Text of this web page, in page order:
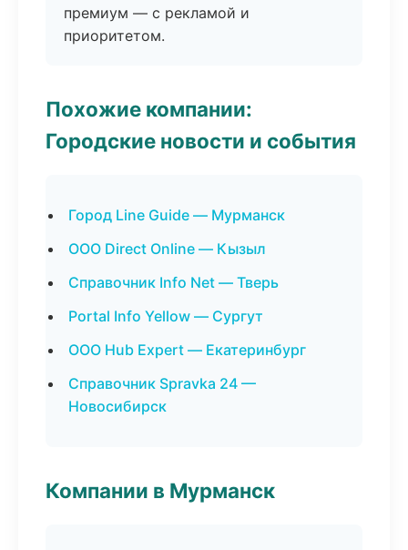
премиум — с рекламой и
приоритетом.
Похожие компании:
Городские новости и события
Город Line Guide — Мурманск
ООО Direct Online — Кызыл
Справочник Info Net — Тверь
Portal Info Yellow — Сургут
ООО Hub Expert — Екатеринбург
Справочник Spravka 24 —
Новосибирск
Компании в Мурманск